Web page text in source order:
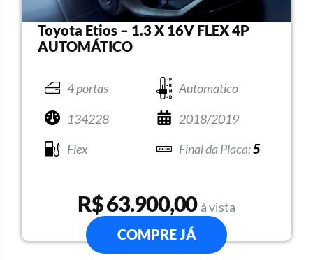
Toyota Etios – 1.3 X 16V FLEX 4P
AUTOMÁTICO
4 portas
Automatico
134228
2018/2019
Flex
5
R$ 63.900,00 à vista
COMPRE JÁ